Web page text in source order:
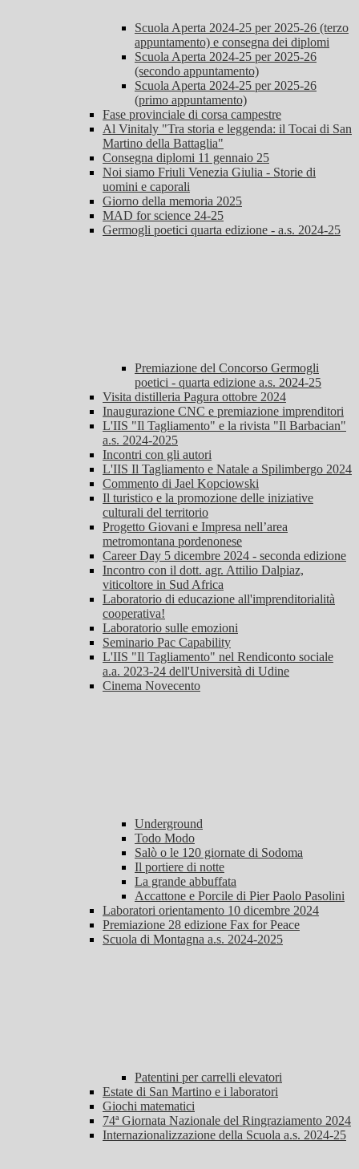
Scuola Aperta 2024-25 per 2025-26 (terzo
appuntamento) e consegna dei diplomi
Scuola Aperta 2024-25 per 2025-26
(secondo appuntamento)
Scuola Aperta 2024-25 per 2025-26
(primo appuntamento)
Fase provinciale di corsa campestre
Al Vinitaly "Tra storia e leggenda: il Tocai di San
Martino della Battaglia"
Consegna diplomi 11 gennaio 25
Noi siamo Friuli Venezia Giulia - Storie di
uomini e caporali
Giorno della memoria 2025
MAD for science 24-25
Germogli poetici quarta edizione - a.s. 2024-25
Premiazione del Concorso Germogli
poetici - quarta edizione a.s. 2024-25
Visita distilleria Pagura ottobre 2024
Inaugurazione CNC e premiazione imprenditori
L'IIS "Il Tagliamento" e la rivista "Il Barbacian"
a.s. 2024-2025
Incontri con gli autori
L'IIS Il Tagliamento e Natale a Spilimbergo 2024
Commento di Jael Kopciowski
Il turistico e la promozione delle iniziative
culturali del territorio
Progetto Giovani e Impresa nell’area
metromontana pordenonese
Career Day 5 dicembre 2024 - seconda edizione
Incontro con il dott. agr. Attilio Dalpiaz,
viticoltore in Sud Africa
Laboratorio di educazione all'imprenditorialità
cooperativa!
Laboratorio sulle emozioni
Seminario Pac Capability
L'IIS "Il Tagliamento" nel Rendiconto sociale
a.a. 2023-24 dell'Università di Udine
Cinema Novecento
Underground
Todo Modo
Salò o le 120 giornate di Sodoma
Il portiere di notte
La grande abbuffata
Accattone e Porcile di Pier Paolo Pasolini
Laboratori orientamento 10 dicembre 2024
Premiazione 28 edizione Fax for Peace
Scuola di Montagna a.s. 2024-2025
Patentini per carrelli elevatori
Estate di San Martino e i laboratori
Giochi matematici
74ª Giornata Nazionale del Ringraziamento 2024
Internazionalizzazione della Scuola a.s. 2024-25